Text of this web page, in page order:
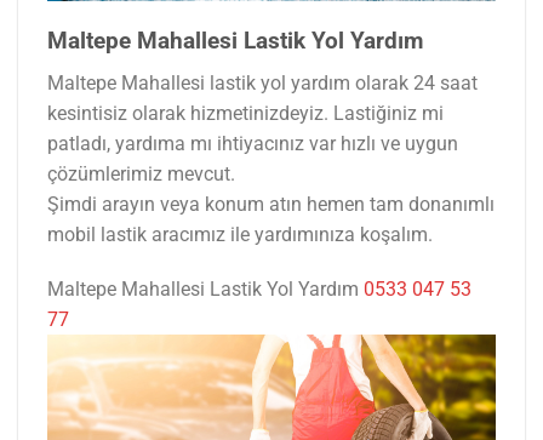
Maltepe Mahallesi Lastik Yol Yardım
Maltepe Mahallesi lastik yol yardım olarak 24 saat
kesintisiz olarak hizmetinizdeyiz. Lastiğiniz mi
patladı, yardıma mı ihtiyacınız var hızlı ve uygun
çözümlerimiz mevcut.
Şimdi arayın veya konum atın hemen tam donanımlı
mobil lastik aracımız ile yardımınıza koşalım.
Maltepe Mahallesi Lastik Yol Yardım 0533 047 53
77